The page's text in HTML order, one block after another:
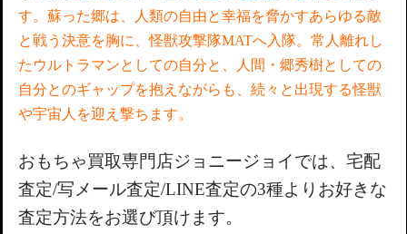
す。蘇った郷は、人類の自由と幸福を脅かすあらゆる敵
と戦う決意を胸に、怪獣攻撃隊MATへ入隊。常人離れし
たウルトラマンとしての自分と、人間・郷秀樹としての
自分とのギャップを抱えながらも、続々と出現する怪獣
や宇宙人を迎え撃ちます。
おもちゃ買取専門店ジョニージョイでは、宅配
査定/写メール査定/LINE査定の3種よりお好きな
査定方法をお選び頂けます。